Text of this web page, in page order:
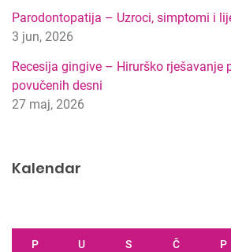
Parodontopatija – Uzroci, simptomi i
3 jun, 2026
Recesija gingive – Hirurško rješavanje
povučenih desni
27 maj, 2026
Kalendar
P U S Č P